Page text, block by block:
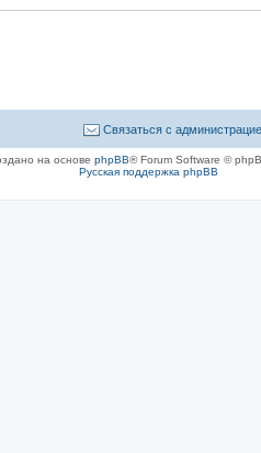
Связаться с
на основе phpBB® Forum Software ©
Русская поддержка phpBB